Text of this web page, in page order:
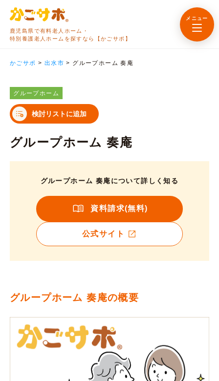
鹿児島県で有料老人ホーム・
特別養護老人ホームを探すなら【かごサポ】
メニュー
かごサポ > 出水市 > グループホーム 奏庵
グループホーム
検討リストに追加
グループホーム 奏庵
グループホーム 奏庵について詳しく知る
資料請求(無料)
公式サイト
グループホーム 奏庵の概要